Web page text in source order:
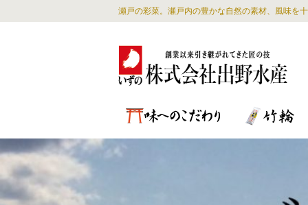
瀬戸の彩菜。瀬戸内の豊かな自然の素材、風味を